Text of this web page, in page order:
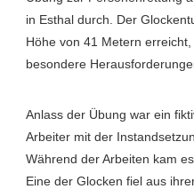
in Esthal durch. Der
Höhe von 41 Metern
besondere
Anlass der Übung war ein
Arbeiter mit der
Während der Arbeiten kam
Eine der Glocken fiel aus